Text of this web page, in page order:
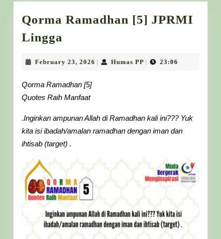
Qorma Ramadhan [5] JPRMI
Lingga
[5]
JPRMI
Lingga
February 23, 2026 FebruaryHumas PPHumas23:06
Qorma Ramadhan [5]
Quotes Raih Manfaat
.Inginkan ampunan Allah di Ramadhan kali ini??? Yuk
kita isi ibadah/amalan ramadhan dengan iman dan
ihtisab (target) .